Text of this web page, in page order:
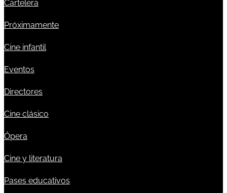
Cartelera
Próximamente
Cine infantil
Eventos
Directores
Cine clásico
Ópera
Cine y literatura
Pases educativos